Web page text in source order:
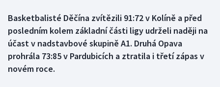
Box
Curling
Dostihy
Basketbalisté Děčína zvítězili 91:72 v Kolíně a před
posledním kolem základní části ligy udrželi naději na
účast v nadstavbové skupině A1. Druhá Opava
prohrála 73:85 v Pardubicích a ztratila i třetí zápas v
novém roce.